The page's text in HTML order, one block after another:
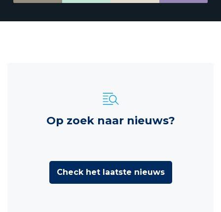
Op zoek naar nieuws?
Check het laatste nieuws